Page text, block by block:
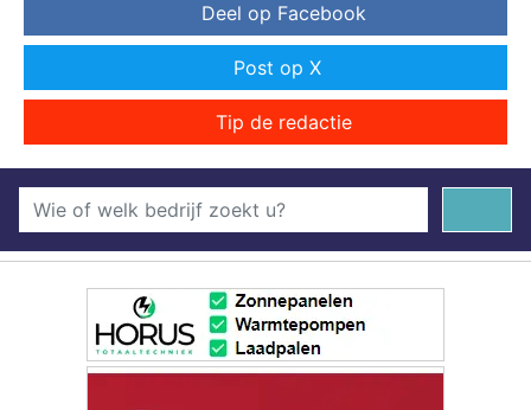
Deel op Facebook
Post op X
Tip de redactie